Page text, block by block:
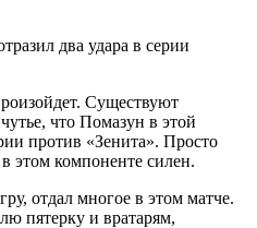
два удара в серии
Существуют
что Помазун в этой
против «Зенита». Просто
этом компоненте силен.
отдал многое в этом матче.
пятерку и вратарям,